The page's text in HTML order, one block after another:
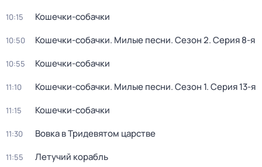
10:15 Кошечки-собачки
10:50 Кошечки-собачки. Милые песни. Сезон 2. Серия 8-я
10:55 Кошечки-собачки
11:10 Кошечки-собачки. Милые песни. Сезон 1. Серия 13-я
11:15 Кошечки-собачки
11:30 Вовка в Тридевятом царстве
11:55 Летучий корабль